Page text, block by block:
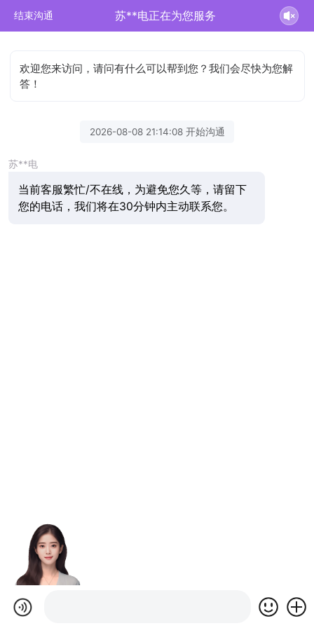
结束沟通 苏**电正在为您服务
欢迎您来访问，请问有什么可以帮到您？我们会尽快为您解
答！
2026-08-08 21:14:08 开始沟通
苏**电
当前客服繁忙/不在线，为避免您久等，请留下
您的电话，我们将在30分钟内主动联系您。